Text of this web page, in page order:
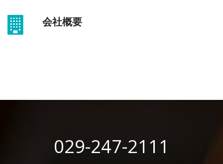
会社概要
029-247-2111